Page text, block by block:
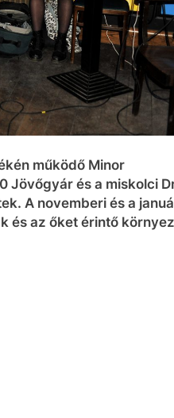
működő Minor
Jövőgyár és a miskolci
A novemberi és a
és az őket érintő